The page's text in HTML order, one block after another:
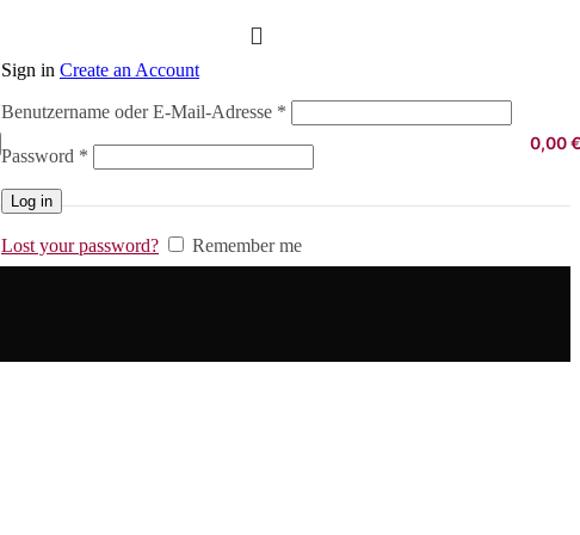
Sign in Create an Account
Benutzername oder E-Mail-Adresse *
Password *
Log in
Lost your password? Remember me
0,00